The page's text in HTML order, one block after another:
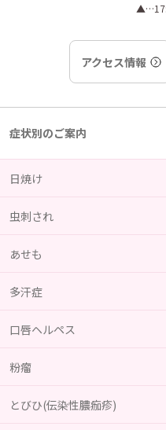
アクセス情報
症状別のご案内
日焼け
虫刺され
あせも
多汗症
口唇ヘルペス
粉瘤
とびひ(伝染性膿痂疹)